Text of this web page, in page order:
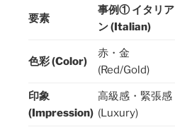
要素
事例① イタリア
ン (Italian)
色彩 (Color)
赤・金
(Red/Gold)
印象
(Impression)
高級感・緊張感
(Luxury)